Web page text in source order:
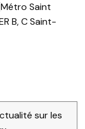
Saint
B, C Saint-
sur les